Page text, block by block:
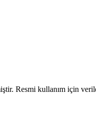
Resmi kullanım için